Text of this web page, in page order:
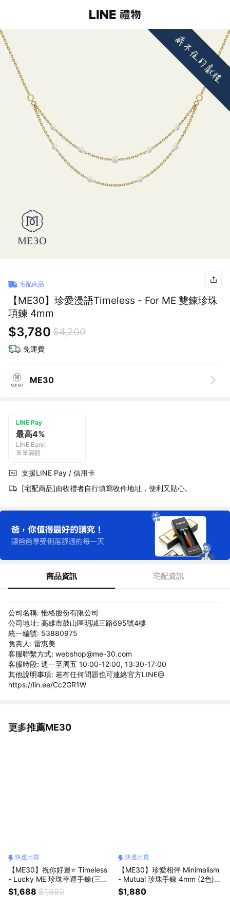
宅配商品
【ME30】珍愛漫語Timeless - For ME 雙鍊珍珠
項鍊 4mm
$3,780 $4,200
免運費
ME30
LINE Pay
最高4%
LINE Bank
單筆滿額
支援LINE Pay / 信用卡
[宅配商品]由收禮者自行填寫收件地址，便利又貼心。
商品資訊 宅配資訊
公司名稱: 惟格股份有限公司
公司地址: 高雄市鼓山區明誠三路695號4樓
統一編號: 53880975
負責人: 雷惠美
客服聯繫方式: webshop@me-30.com
客服時段: 週一至周五 10:00-12:00, 13:30-17:00
其他說明事項: 若有任何問題也可連絡官方LINE@
https://lin.ee/Cc2GR1W
更多推薦ME30
看更多
快速出貨
【ME30】祝你好運⭐ Timeless
- Lucky ME 珍珠幸運手鍊(三色)
[快速出貨]
$1,688 $1,880
快速出貨
【ME30】珍愛相伴 Minimalism
- Mutual 珍珠手鍊 4mm (2色)
[快速出貨]
$1,880